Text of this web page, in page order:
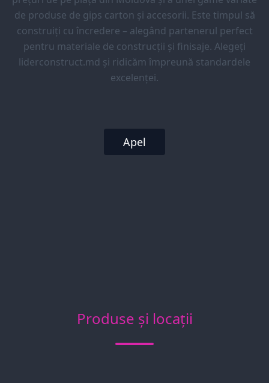
de produse de gips carton și accesorii. Este timpul să
construiți cu încredere – alegând partenerul perfect
pentru materiale de construcții și finisaje. Alegeți
liderconstruct.md și ridicăm împreună standardele
excelenței.
Apel
Produse și locații